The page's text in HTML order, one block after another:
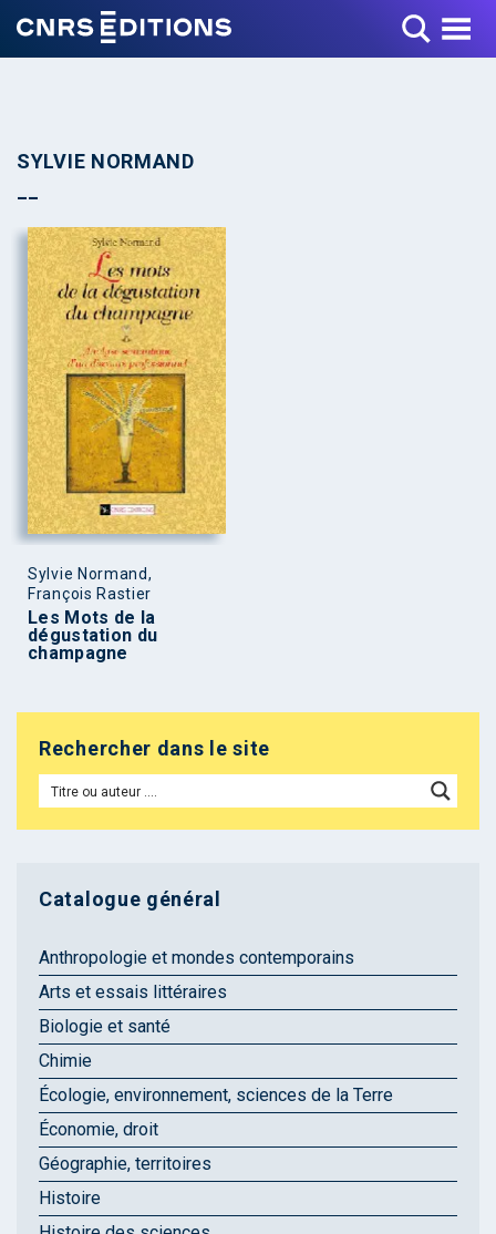
Toggle Menu
SYLVIE NORMAND
Sylvie Normand,
François Rastier
Les Mots de la
dégustation du
champagne
Rechercher dans le site
Catalogue général
Anthropologie et mondes contemporains
Arts et essais littéraires
Biologie et santé
Chimie
Écologie, environnement, sciences de la Terre
Économie, droit
Géographie, territoires
Histoire